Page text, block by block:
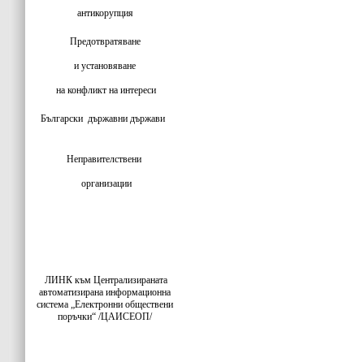
антикорупция
Предотвратяване
и установяване
на конфликт на интереси
Български държавни държави
Неправителствени
организации
ЛИНК към Централизираната
автоматизирана информационна
система „Електронни обществени
поръчки“ /ЦАИСЕОП/